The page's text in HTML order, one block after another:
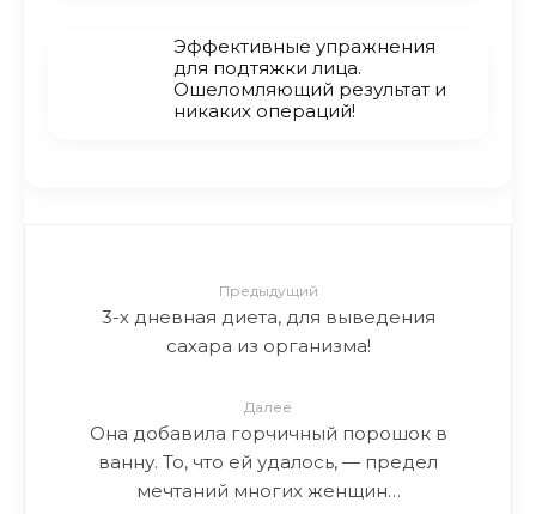
Эффективные упражнения
для подтяжки лица.
Ошеломляющий результат и
никаких операций!
Предыдущий
3-х дневная диета, для выведения
сахара из организма!
Далее
Она добавила горчичный порошок в
ванну. То, что ей удалось, — предел
мечтаний многих женщин…